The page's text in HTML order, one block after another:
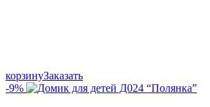
корзинуЗаказать
-9%